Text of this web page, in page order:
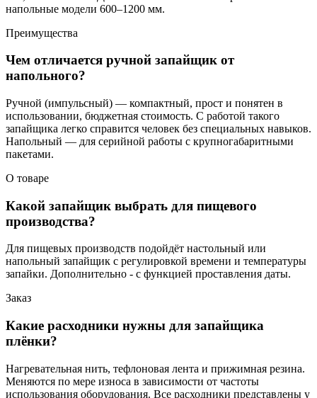
напольные модели 600–1200 мм.
Преимущества
Чем отличается ручной запайщик от
напольного?
Ручной (импульсный) — компактный, прост и понятен в
использовании, бюджетная стоимость. С работой такого
запайщика легко справится человек без специальных навыков.
Напольный — для серийной работы с крупногабаритными
пакетами.
О товаре
Какой запайщик выбрать для пищевого
производства?
Для пищевых производств подойдёт настольный или
напольный запайщик с регулировкой времени и температуры
запайки. Дополнительно - с функцией проставления даты.
Заказ
Какие расходники нужны для запайщика
плёнки?
Нагревательная нить, тефлоновая лента и прижимная резина.
Меняются по мере износа в зависимости от частоты
использования оборудования. Все расходники представлены у